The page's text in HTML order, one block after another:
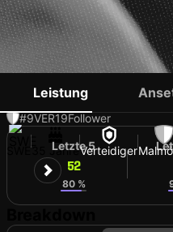
#9VER19Follower
35 JahreVerteidiger
Leistung
Letzte 5
52
80 %